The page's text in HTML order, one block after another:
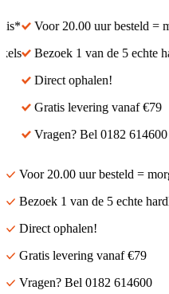
Voor 20.00 uur besteld =
Bezoek 1 van de 5 echte
Direct ophalen!
Gratis levering vanaf €79
Vragen? Bel 0182 614600
Voor 20.00 uur besteld =
Bezoek 1 van de 5 echte
Direct ophalen!
Gratis levering vanaf €79
Vragen? Bel 0182 614600